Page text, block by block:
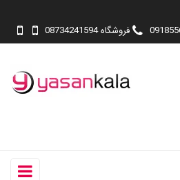
فروشگاه 08734241594